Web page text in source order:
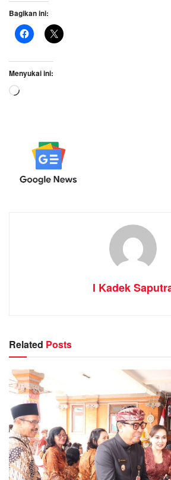
Bagikan ini:
Menyukai ini:
Memuat...
I Kadek
Related Posts